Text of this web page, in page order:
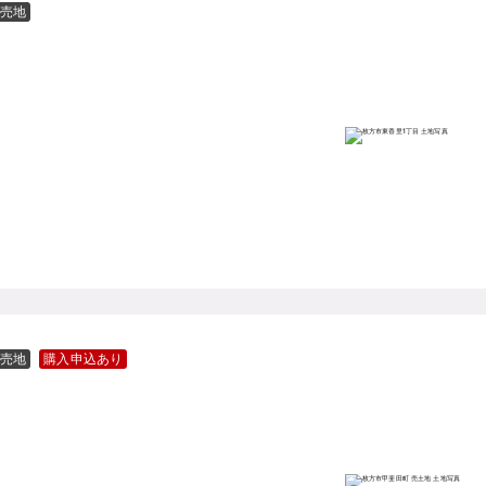
売地
売地 購入申込あり